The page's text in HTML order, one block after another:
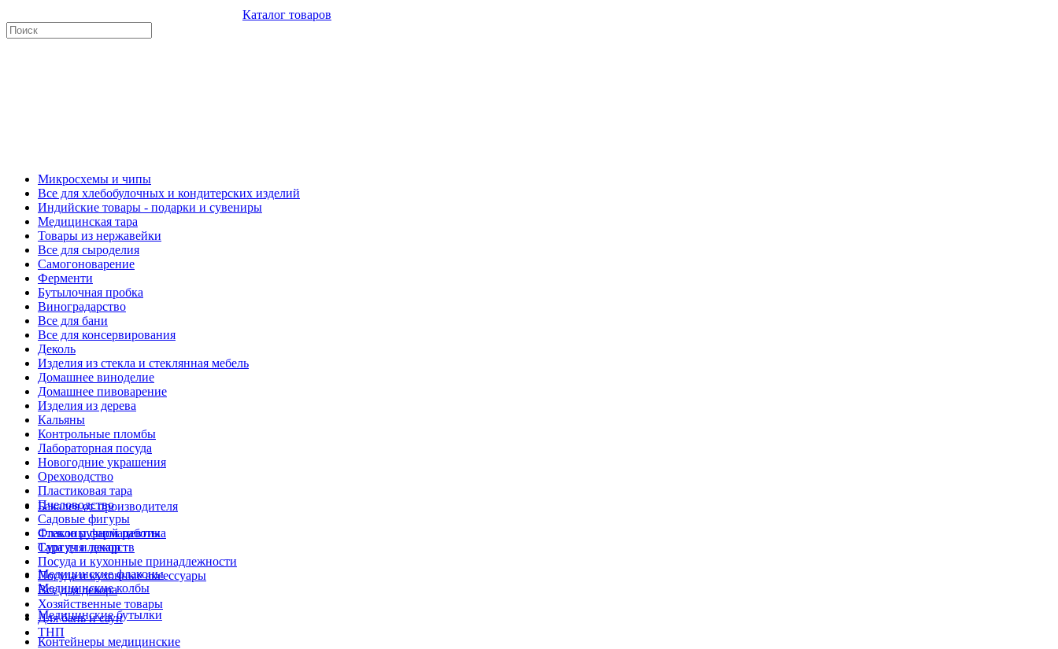
Каталог товаров
Микросхемы и чипы
Все для хлебобулочных и кондитерских изделий
Индийские товары - подарки и сувениры
Медицинская тара
Товары из нержавейки
Все для сыроделия
Самогоноварение
Ферменти
Бутылочная пробка
Виноградарство
Все для бани
Все для консервирования
Деколь
Изделия из стекла и стеклянная мебель
Домашнее виноделие
Домашнее пивоварение
Изделия из дерева
Кальяны
Контрольные пломбы
Лабораторная посуда
Новогодние украшения
Ореховодство
Пластиковая тара
Пчеловодство
Садовые фигуры
Стекло ручной работы
Сургуч и декор
Посуда и кухонные принадлежности
Посуда и кухонные аксессуары
Все для декора
Хозяйственные товары
Для бань и саун
ТНП
Бакалея от производителя
Флаконы фармацевтика
Тара для лекарств
Медицинские флаконы
Медицинские колбы
Медицинские бутылки
Контейнеры медицинские